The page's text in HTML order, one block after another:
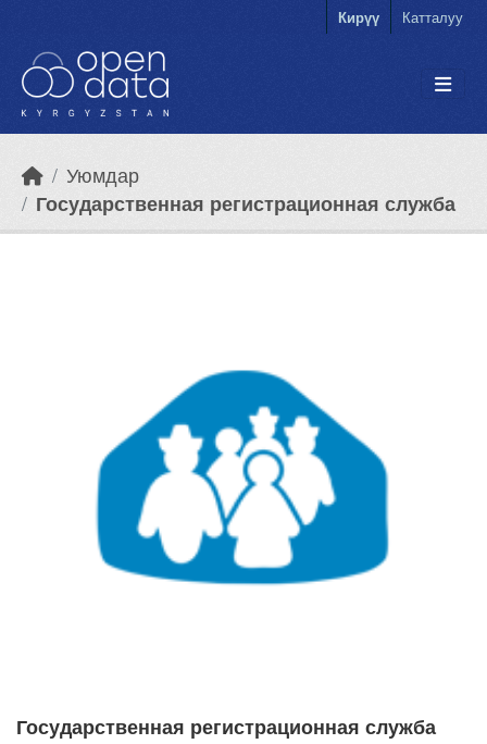
Кирүү Катталуу
Уюмдар
Государственная регистрационная служба
Государственная регистрационная служба